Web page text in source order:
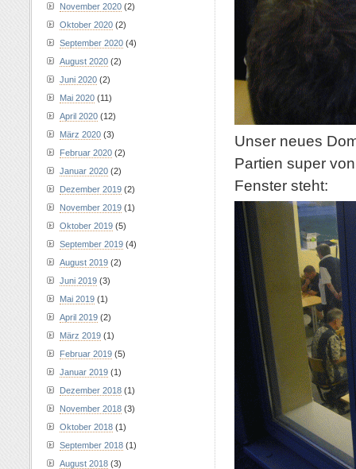
Unser neues
Partien super
Fenster steht:
November 2020 (2)
Oktober 2020 (2)
September 2020 (4)
August 2020 (2)
Juni 2020 (2)
Mai 2020 (11)
April 2020 (12)
März 2020 (3)
Februar 2020 (2)
Januar 2020 (2)
Dezember 2019 (2)
November 2019 (1)
Oktober 2019 (5)
September 2019 (4)
August 2019 (2)
Juni 2019 (3)
Mai 2019 (1)
April 2019 (2)
März 2019 (1)
Februar 2019 (5)
Januar 2019 (1)
Dezember 2018 (1)
November 2018 (3)
Oktober 2018 (1)
September 2018 (1)
August 2018 (3)